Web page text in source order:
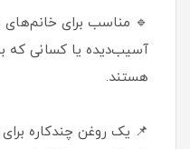
🔹 مناسب برای خانم‌های
آسیب‌دیده یا کسانی که
هستند.
📌 یک روغن چندکاره